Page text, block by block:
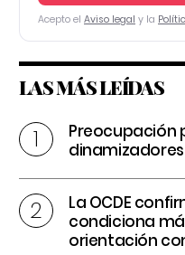
Acepto el Aviso legal y la
LAS MÁS LEÍDAS
Preocupación
dinamizadores
La OCDE
condiciona
orientación